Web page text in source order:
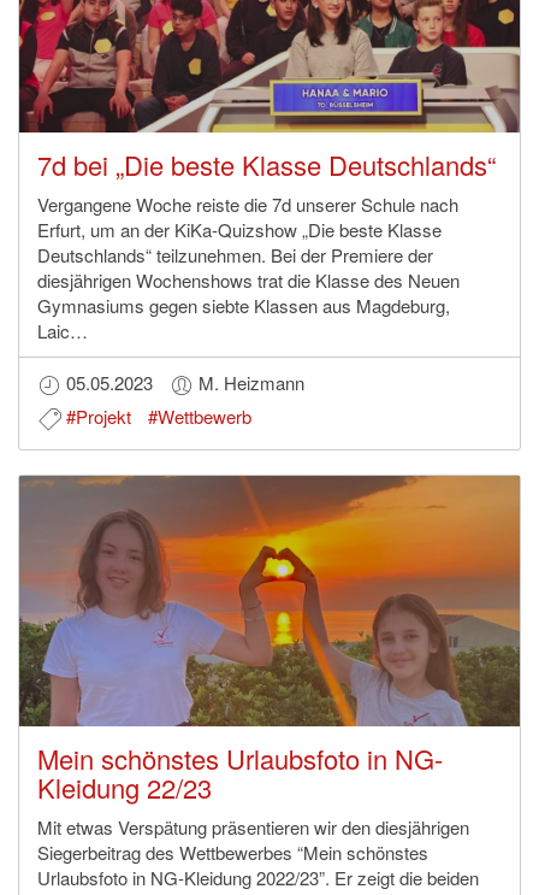
7d bei „Die beste Klasse Deutschlands“
Vergangene Woche reiste die 7d unserer Schule nach
Erfurt, um an der KiKa-Quizshow „Die beste Klasse
Deutschlands“ teilzunehmen. Bei der Premiere der
diesjährigen Wochenshows trat die Klasse des Neuen
Gymnasiums gegen siebte Klassen aus Magdeburg,
Laic…
05.05.2023
M. Heizmann
#Projekt
#Wettbewerb
Mein schönstes Urlaubsfoto in NG-
Kleidung 22/23
Mit etwas Verspätung präsentieren wir den diesjährigen
Siegerbeitrag des Wettbewerbes “Mein schönstes
Urlaubsfoto in NG-Kleidung 2022/23”. Er zeigt die beiden